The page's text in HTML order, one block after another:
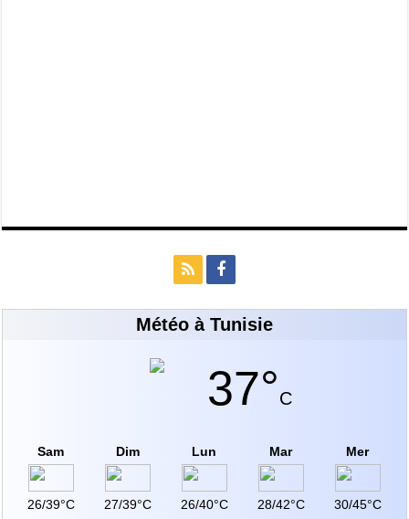
Météo à Tunisie
37°C
Sam
26/39°C
Dim
27/39°C
Lun
26/40°C
Mar
28/42°C
Mer
30/45°C